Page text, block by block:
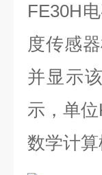
FE30H
度传感
并显示
示，单位
数学计算